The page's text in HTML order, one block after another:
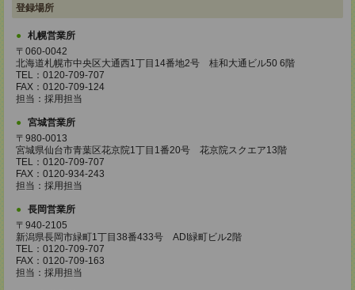
登録場所
札幌営業所
〒060-0042
北海道札幌市中央区大通西1丁目14番地2号 桂和大通ビル50 6階
TEL：0120-709-707
FAX：0120-709-124
担当：採用担当
宮城営業所
〒980-0013
宮城県仙台市青葉区花京院1丁目1番20号 花京院スクエア13階
TEL：0120-709-707
FAX：0120-934-243
担当：採用担当
長岡営業所
〒940-2105
新潟県長岡市緑町1丁目38番433号 ADI緑町ビル2階
TEL：0120-709-707
FAX：0120-709-163
担当：採用担当